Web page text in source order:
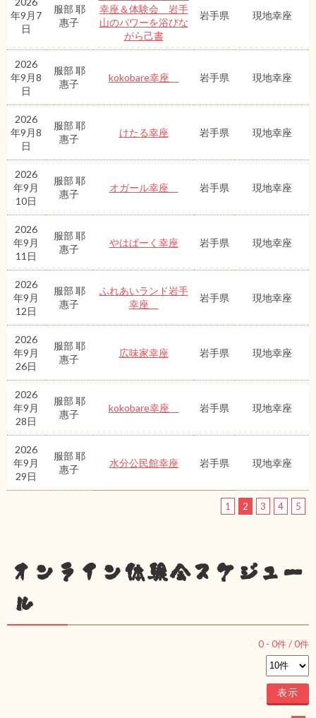
年9月7
日
服部 耶
惠子
幸座＆体験会 岩手
山のパワーを浴びな
がら己書
岩手県 現地幸座
2026
年9月8
日
服部 耶
惠子
kokobare幸座 岩手県 現地幸座
2026
年9月8
日
服部 耶
惠子
けたる幸座 岩手県 現地幸座
2026
年9月
10日
服部 耶
惠子
オガール幸座 岩手県 現地幸座
2026
年9月
11日
服部 耶
惠子
やはぱーく幸座 岩手県 現地幸座
2026
年9月
12日
服部 耶
惠子
ふれあいランド岩手
幸座
岩手県 現地幸座
2026
年9月
26日
服部 耶
惠子
広味家幸座 岩手県 現地幸座
2026
年9月
28日
服部 耶
惠子
kokobare幸座 岩手県 現地幸座
2026
年9月
29日
服部 耶
惠子
水分公民館幸座 岩手県 現地幸座
1 2 3 4 5
オンライン体験会スケジュー
ル
0 - 0件 /0件